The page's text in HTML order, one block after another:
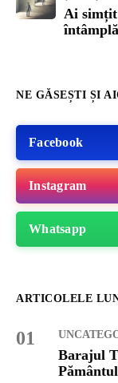
Ai simțit
întâmplă
NE GĂSEȘTI ȘI
Facebook
Instagram
Whatsapp
ARTICOLELE
01
Barajul